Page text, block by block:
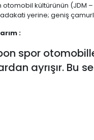
otomobil kültürünün (JDM
yerine; geniş
:
spor
ayrışır. Bu